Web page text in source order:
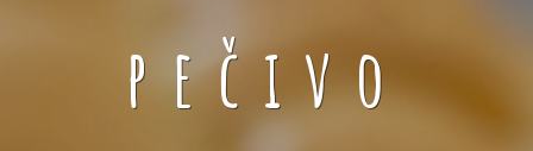
pečivo